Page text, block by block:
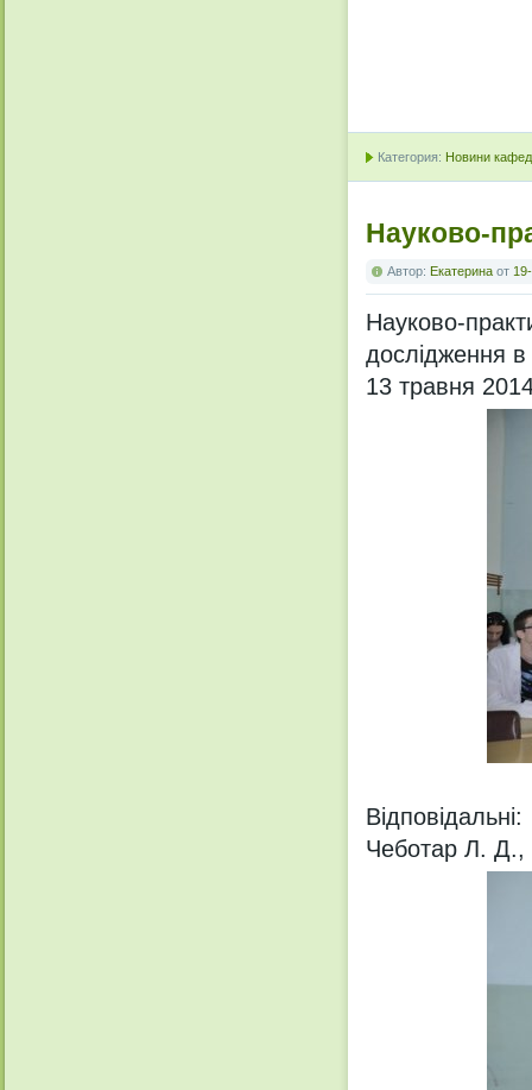
Категория: Новини
Науково-
Автор: Екатерина от
Науково-
дослідження в
13 травня
Відповідальні:
Чеботар Л.